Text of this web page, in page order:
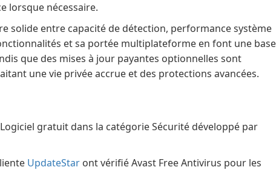
lorsque nécessaire.
solide entre capacité de détection, performance système
et sa portée multiplateforme en font une base
que des mises à jour payantes optionnelles sont
une vie privée accrue et des protections avancées.
gratuit dans la catégorie Sécurité développé par
UpdateStar ont vérifié Avast Free Antivirus pour les